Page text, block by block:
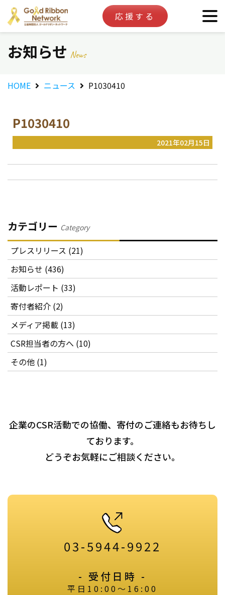
応援する
お知らせ News
HOME ニュース P1030410
P1030410
2021年02月15日
カテゴリー Category
プレスリリース (21)
お知らせ (436)
活動レポート (33)
寄付者紹介 (2)
メディア掲載 (13)
CSR担当者の方へ (10)
その他 (1)
企業のCSR活動での協働、寄付のご連絡もお待ちし
ております。
どうぞお気軽にご相談ください。
03-5944-9922
- 受付日時 -
平日10:00～16:00